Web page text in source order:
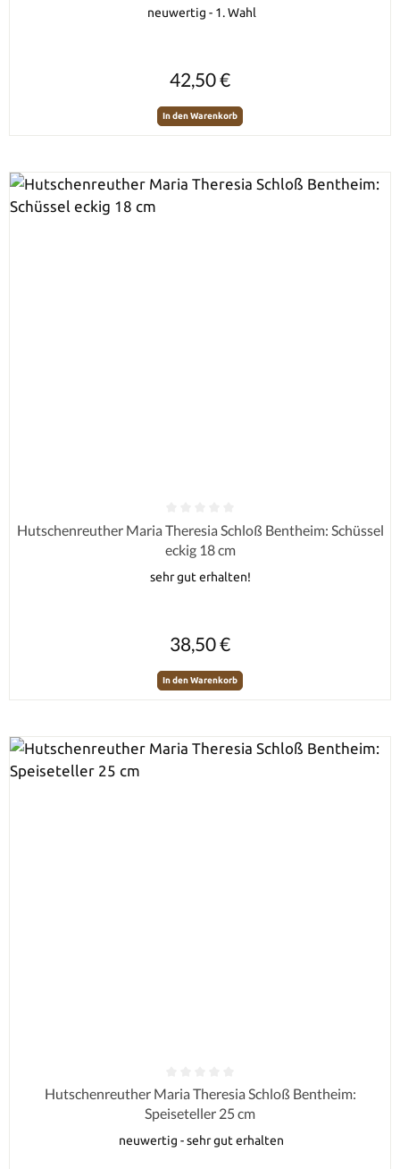
neuwertig - 1. Wahl
42,50 €
In den Warenkorb
Durchschnittliche Bewertung von 0 von 5 Sternen
Hutschenreuther Maria Theresia Schloß Bentheim: Schüssel
eckig 18 cm
sehr gut erhalten!
38,50 €
In den Warenkorb
Durchschnittliche Bewertung von 0 von 5 Sternen
Hutschenreuther Maria Theresia Schloß Bentheim:
Speiseteller 25 cm
neuwertig - sehr gut erhalten